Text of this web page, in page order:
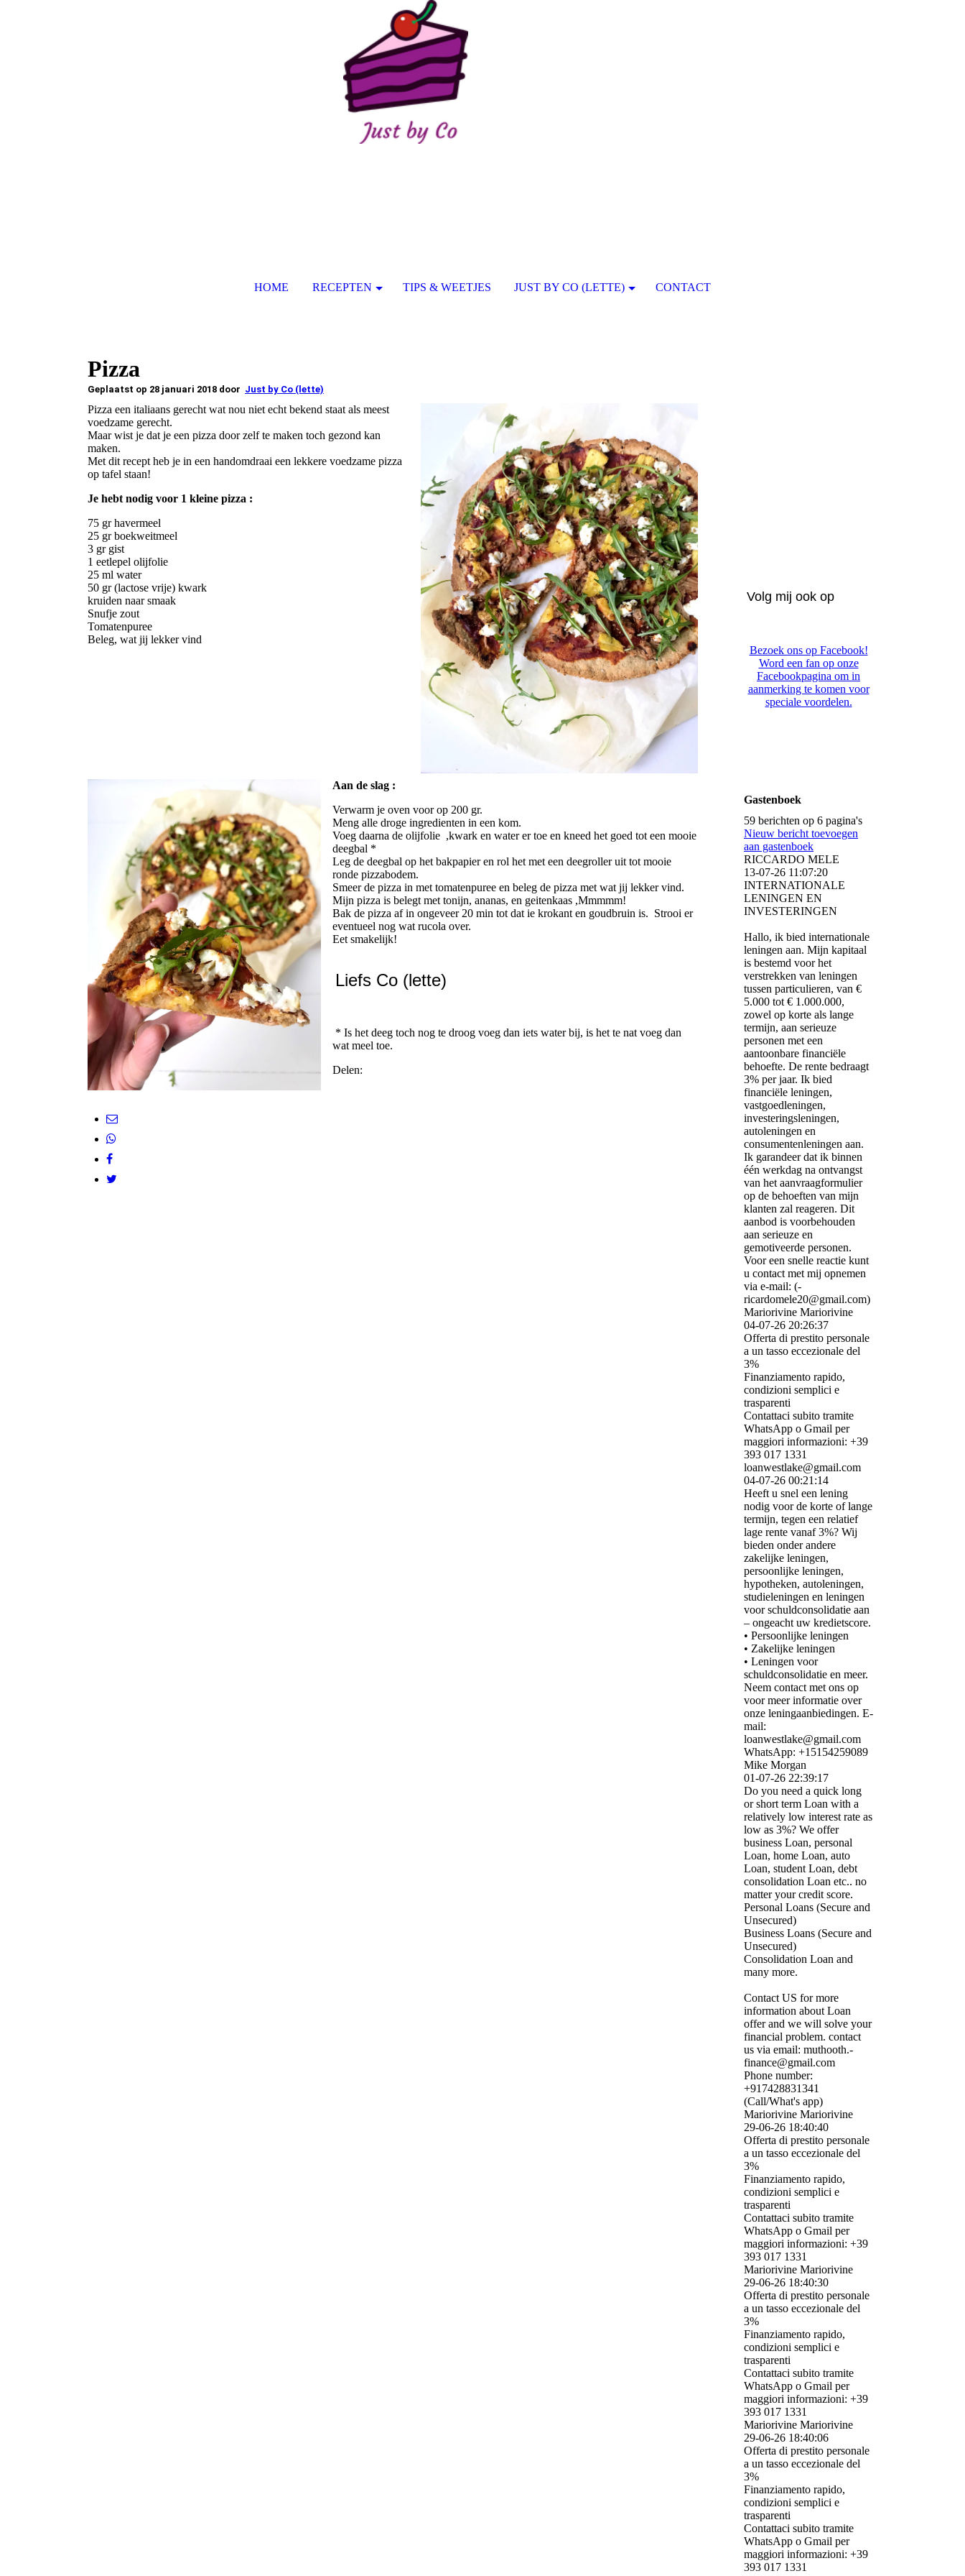
HOME RECEPTEN TIPS & WEETJES JUST BY CO (LETTE) CONTACT
Pizza
Geplaatst op 28 januari 2018 door Just by Co (lette)
Pizza een italiaans gerecht wat nou niet echt bekend staat als meest
voedzame gerecht.
Maar wist je dat je een pizza door zelf te maken toch gezond kan
maken.
Met dit recept heb je in een handomdraai een lekkere voedzame pizza
op tafel staan!
Je hebt nodig voor 1 kleine pizza :
75 gr havermeel
25 gr boekweitmeel
3 gr gist
1 eetlepel olijfolie
25 ml water
50 gr (lactose vrije) kwark
kruiden naar smaak
Snufje zout
Tomatenpuree
Beleg, wat jij lekker vind
Aan de slag :
Verwarm je oven voor op 200 gr.
Meng alle droge ingredienten in een kom.
Voeg daarna de olijfolie ,kwark en water er toe en kneed het goed tot een mooie
deegbal *
Leg de deegbal op het bakpapier en rol het met een deegroller uit tot mooie
ronde pizzabodem.
Smeer de pizza in met tomatenpuree en beleg de pizza met wat jij lekker vind.
Mijn pizza is belegt met tonijn, ananas, en geitenkaas ,Mmmmm!
Bak de pizza af in ongeveer 20 min tot dat ie krokant en goudbruin is. Strooi er
eventueel nog wat rucola over.
Eet smakelijk!
Liefs Co (lette)
* Is het deeg toch nog te droog voeg dan iets water bij, is het te nat voeg dan
wat meel toe.
Delen:
Volg mij ook op
Bezoek ons op Facebook!
Word een fan op onze
Facebookpagina om in
aanmerking te komen voor
speciale voordelen.
Gastenboek
59 berichten op 6 pagina's
Nieuw bericht toevoegen
aan gastenboek
RICCARDO MELE
13-07-26 11:07:20
INTERNATIONALE
LENINGEN EN
INVESTERINGEN
Hallo, ik bied internationale
leningen aan. Mijn kapitaal
is bestemd voor het
verstrekken van leningen
tussen particulieren, van €
5.000 tot € 1.000.000,
zowel op korte als lange
termijn, aan serieuze
personen met een
aantoonbare financiële
behoefte. De rente bedraagt ​​
3% per jaar. Ik bied
financiële leningen,
vastgoedleningen,
investeringsleningen,
autoleningen en
consumentenleningen aan.
Ik garandeer dat ik binnen
één werkdag na ontvangst
van het aanvraagformulier
op de behoeften van mijn
klanten zal reageren. Dit
aanbod is voorbehouden
aan serieuze en
gemotiveerde personen.
Voor een snelle reactie kunt
u contact met mij opnemen
via e-mail: (­
ricardomele20@­gmail.­com)­
Mariorivine Mariorivine
04-07-26 20:26:37
Offerta di prestito personale
a un tasso eccezionale del
3%
Finanziamento rapido,
condizioni semplici e
trasparenti
Contattaci subito tramite
WhatsApp o Gmail per
maggiori informazioni: +39
393 017 1331
loanwestlake@gmail.com
04-07-26 00:21:14
Heeft u snel een lening
nodig voor de korte of lange
termijn, tegen een relatief
lage rente vanaf 3%? Wij
bieden onder andere
zakelijke leningen,
persoonlijke leningen,
hypotheken, autoleningen,
studieleningen en leningen
voor schuldconsolidatie aan
– ongeacht uw kredietscore.
• Persoonlijke leningen
• Zakelijke leningen
• Leningen voor
schuldconsolidatie en meer.
Neem contact met ons op
voor meer informatie over
onze leningaanbiedingen. E-
mail:
loanwestlake@gmail.com
WhatsApp: +15154259089
Mike Morgan
01-07-26 22:39:17
Do you need a quick long
or short term Loan with a
relatively low interest rate as
low as 3%? We offer
business Loan, personal
Loan, home Loan, auto
Loan, student Loan, debt
consolidation Loan etc.. no
matter your credit score.
Personal Loans (Secure and
Unsecured)
Business Loans (Secure and
Unsecured)
Consolidation Loan and
many more.
Contact US for more
information about Loan
offer and we will solve your
financial problem. contact
us via email: muthooth.­
finance@­gmail.­com
Phone number:
+917428831341
(Call/What's app)
Mariorivine Mariorivine
29-06-26 18:40:40
Offerta di prestito personale
a un tasso eccezionale del
3%
Finanziamento rapido,
condizioni semplici e
trasparenti
Contattaci subito tramite
WhatsApp o Gmail per
maggiori informazioni: +39
393 017 1331
Mariorivine Mariorivine
29-06-26 18:40:30
Offerta di prestito personale
a un tasso eccezionale del
3%
Finanziamento rapido,
condizioni semplici e
trasparenti
Contattaci subito tramite
WhatsApp o Gmail per
maggiori informazioni: +39
393 017 1331
Mariorivine Mariorivine
29-06-26 18:40:06
Offerta di prestito personale
a un tasso eccezionale del
3%
Finanziamento rapido,
condizioni semplici e
trasparenti
Contattaci subito tramite
WhatsApp o Gmail per
maggiori informazioni: +39
393 017 1331